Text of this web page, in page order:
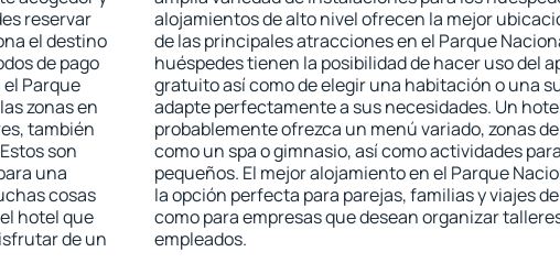
reservar
el destino
de pago
Parque
zonas en
también
son
una
cosas
hotel que
de un
alojamientos de alto nivel ofrecen la mejor
de las principales atracciones en el Parque
huéspedes tienen la posibilidad de hacer uso del
gratuito así como de elegir una habitación o una
adapte perfectamente a sus necesidades. Un
probablemente ofrezca un menú variado, zonas
como un spa o gimnasio, así como actividades
pequeños. El mejor alojamiento en el Parque
la opción perfecta para parejas, familias y viajes
como para empresas que desean organizar
empleados.